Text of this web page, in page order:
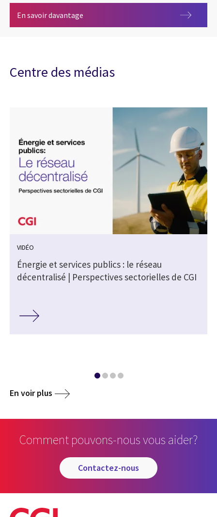
En savoir davantage
Centre des médias
VIDÉO
Énergie et services publics : le réseau
décentralisé | Perspectives sectorielles de CGI
En voir plus
Comment pouvons-nous vous aider?
contactez-nous